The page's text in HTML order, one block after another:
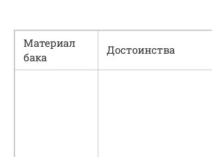
Материал
бака
Достоинства